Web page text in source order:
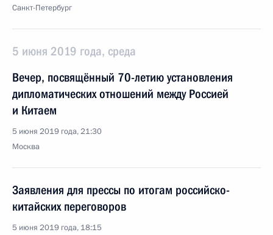
Санкт-Петербург
5 июня 2019 года, среда
Вечер, посвящённый 70-летию установления
дипломатических отношений между Россией
и Китаем
5 июня 2019 года, 21:30
Москва
Заявления для прессы по итогам российско-
китайских переговоров
5 июня 2019 года, 18:15